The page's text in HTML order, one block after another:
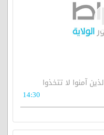
يا أيها الذين آمنوا لا تتخذوا
14:30